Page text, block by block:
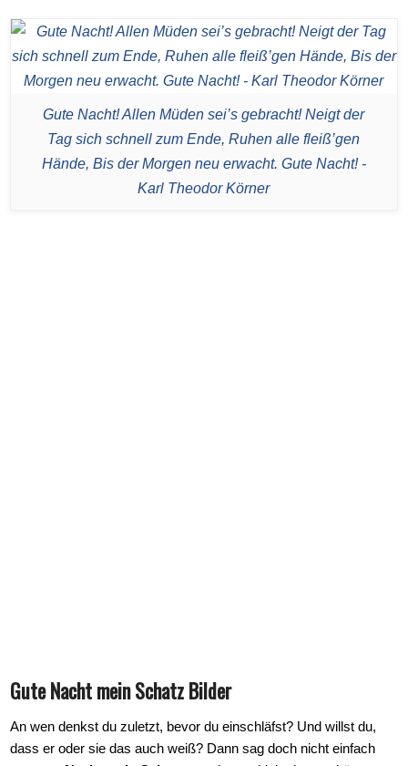
Gute Nacht! Allen Müden sei’s gebracht! Neigt der
Tag sich schnell zum Ende, Ruhen alle fleiß’gen
Hände, Bis der Morgen neu erwacht. Gute Nacht! -
Karl Theodor Körner
Gute Nacht mein Schatz Bilder
An wen denkst du zuletzt, bevor du einschläfst? Und willst du,
dass er oder sie das auch weiß? Dann sag doch nicht einfach